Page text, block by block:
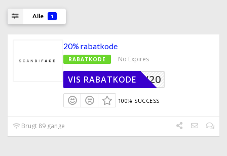
Alle 1
20% rabatkode
RABATKODE No Expires
DIGLOW20
VIS RABATKODE
100% SUCCESS
Brugt 89 gange